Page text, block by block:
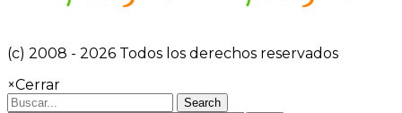
(c) 2008 - 2026 Todos los derechos reservados
×Cerrar
Search